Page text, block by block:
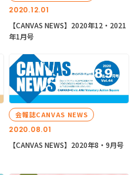
2020.12.01
【CANVAS NEWS】2020年12・2021
年1月号
2020.08.01
会報誌CANVAS NEWS
【CANVAS NEWS】2020年8・9月号